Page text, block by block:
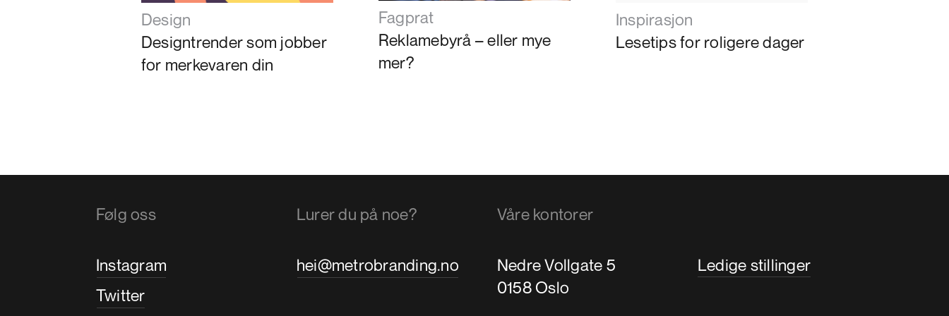
Design
Designtrender som jobber
for merkevaren din
Fagprat
Reklamebyrå – eller mye
mer?
Inspirasjon
Lesetips for roligere dager
Følg oss
Instagram
Twitter
Lurer du på noe?
hei@metrobranding.no
Våre kontorer
Nedre Vollgate 5
0158 Oslo
Ledige stillinger